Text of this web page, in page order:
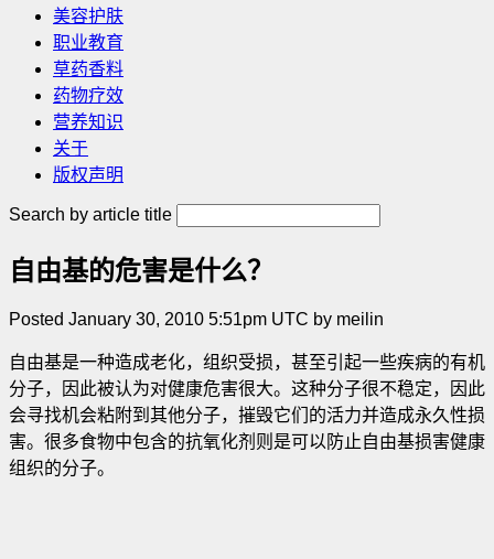
美容护肤
职业教育
草药香料
药物疗效
营养知识
关于
版权声明
Search by article title
自由基的危害是什么？
Posted January 30, 2010 5:51pm UTC by meilin
自由基是一种造成老化，组织受损，甚至引起一些疾病的有机
分子，因此被认为对健康危害很大。这种分子很不稳定，因此
会寻找机会粘附到其他分子，摧毁它们的活力并造成永久性损
害。很多食物中包含的抗氧化剂则是可以防止自由基损害健康
组织的分子。